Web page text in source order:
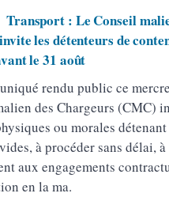
Transport : Le Conseil
les détenteurs de
le 31 août
rendu public ce
des Chargeurs (CMC)
ou morales
à procéder sans délai,
aux engagements
en la ma.